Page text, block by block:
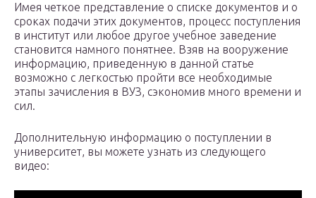
Имея четкое представление о списке документов и о
сроках подачи этих документов, процесс поступления
в институт или любое другое учебное заведение
становится намного понятнее. Взяв на вооружение
информацию, приведенную в данной статье
возможно с легкостью пройти все необходимые
этапы зачисления в ВУЗ, сэкономив много времени и
сил.
Дополнительную информацию о поступлении в
университет, вы можете узнать из следующего
видео: